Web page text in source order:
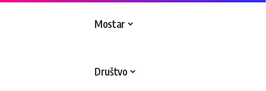
Mostar
Društvo